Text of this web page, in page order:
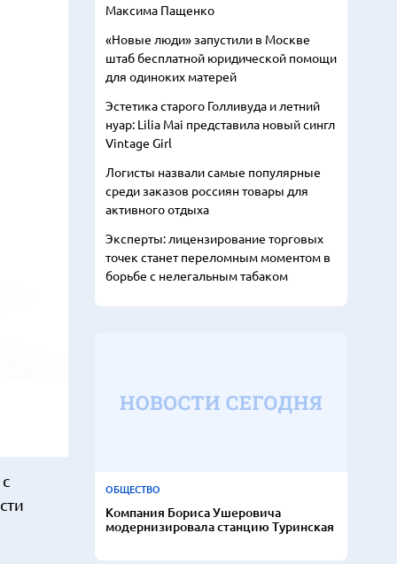
Максима Пащенко
«Новые люди» запустили в Москве
штаб бесплатной юридической помощи
для одиноких матерей
Эстетика старого Голливуда и летний
нуар: Lilia Mai представила новый сингл
Vintage Girl
Логисты назвали самые популярные
среди заказов россиян товары для
активного отдыха
Эксперты: лицензирование торговых
точек станет переломным моментом в
борьбе с нелегальным табаком
ОБЩЕСТВО
Компания Бориса Ушеровича
модернизировала станцию Туринская